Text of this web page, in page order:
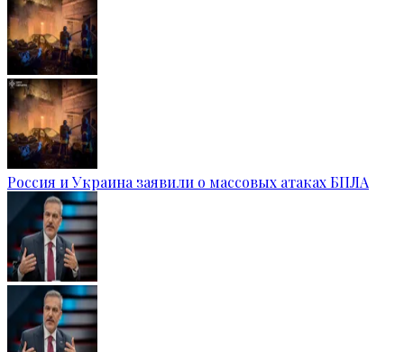
Россия и Украина заявили о массовых атаках БПЛА